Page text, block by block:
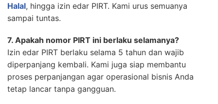
Halal, hingga izin edar PIRT. Kami urus semuanya
sampai tuntas.
7. Apakah nomor PIRT ini berlaku selamanya?
Izin edar PIRT berlaku selama 5 tahun dan wajib
diperpanjang kembali. Kami juga siap membantu
proses perpanjangan agar operasional bisnis Anda
tetap lancar tanpa gangguan.